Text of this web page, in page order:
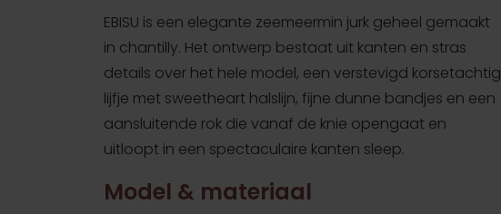
EBISU is een elegante zeemeermin jurk geheel gemaakt
in chantilly. Het ontwerp bestaat uit kanten en stras
details over het hele model, een verstevigd korsetachtig
lijfje met sweetheart halslijn, fijne dunne bandjes en een
aansluitende rok die vanaf de knie opengaat en
uitloopt in een spectaculaire kanten sleep.
Model & materiaal